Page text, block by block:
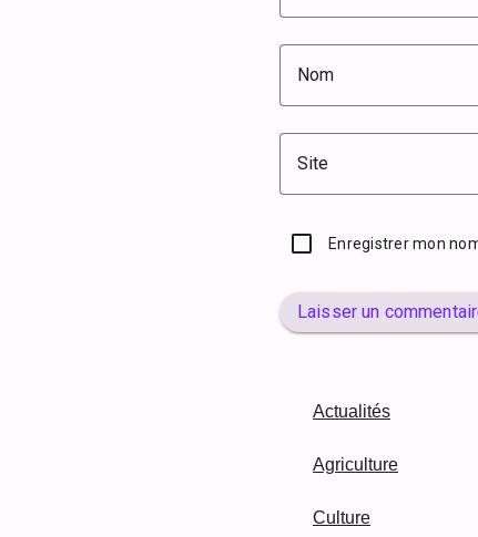
Nom
Site
Enregistrer mon
Laisser un
Actualités
Agriculture
Culture